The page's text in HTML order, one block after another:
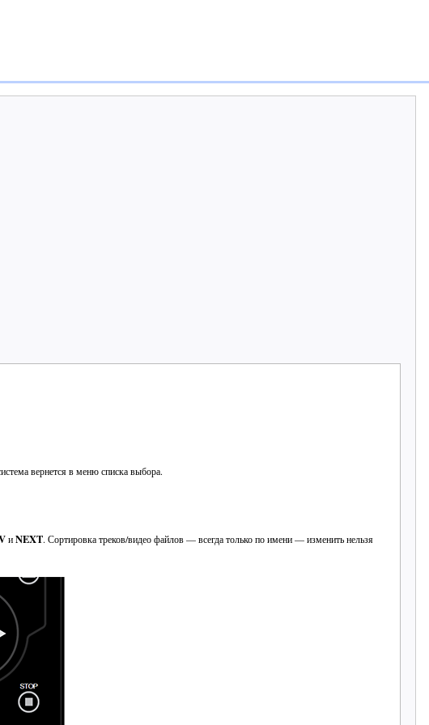
вернется в меню списка выбора.
иNEXT. Сортировка треков/видео файлов — всегда только по имени — изменить нельзя